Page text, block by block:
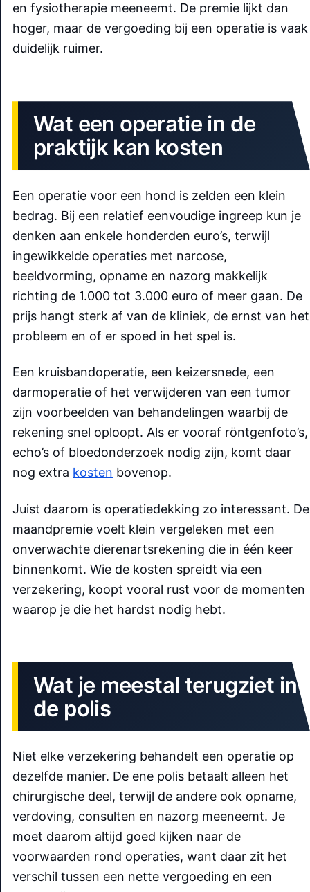
en fysiotherapie meeneemt. De premie lijkt dan
hoger, maar de vergoeding bij een operatie is vaak
duidelijk ruimer.
Wat een operatie in de
praktijk kan kosten
Een operatie voor een hond is zelden een klein
bedrag. Bij een relatief eenvoudige ingreep kun je
denken aan enkele honderden euro’s, terwijl
ingewikkelde operaties met narcose,
beeldvorming, opname en nazorg makkelijk
richting de 1.000 tot 3.000 euro of meer gaan. De
prijs hangt sterk af van de kliniek, de ernst van het
probleem en of er spoed in het spel is.
Een kruisbandoperatie, een keizersnede, een
darmoperatie of het verwijderen van een tumor
zijn voorbeelden van behandelingen waarbij de
rekening snel oploopt. Als er vooraf röntgenfoto’s,
echo’s of bloedonderzoek nodig zijn, komt daar
nog extra kosten bovenop.
Juist daarom is operatiedekking zo interessant. De
maandpremie voelt klein vergeleken met een
onverwachte dierenartsrekening die in één keer
binnenkomt. Wie de kosten spreidt via een
verzekering, koopt vooral rust voor de momenten
waarop je die het hardst nodig hebt.
Wat je meestal terugziet in
de polis
Niet elke verzekering behandelt een operatie op
dezelfde manier. De ene polis betaalt alleen het
chirurgische deel, terwijl de andere ook opname,
verdoving, consulten en nazorg meeneemt. Je
moet daarom altijd goed kijken naar de
voorwaarden rond operaties, want daar zit het
verschil tussen een nette vergoeding en een